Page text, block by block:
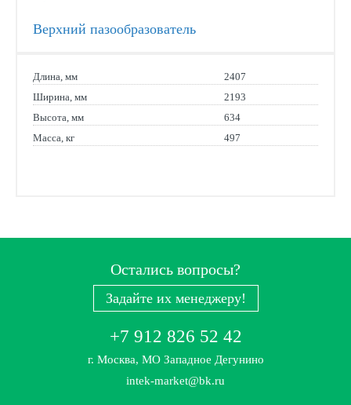
Верхний пазообразователь
Длина, мм
2407
Ширина, мм
2193
Высота, мм
634
Масса, кг
497
Остались вопросы?
Задайте их менеджеру!
+7 912 826 52 42
г. Москва, МО Западное Дегунино
intek-market@bk.ru